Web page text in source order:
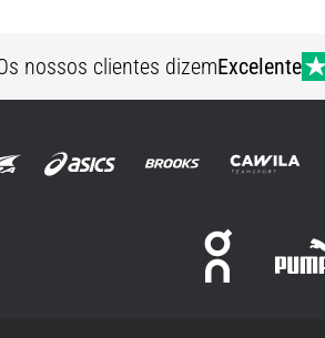
nossos clientes dizemExcelente